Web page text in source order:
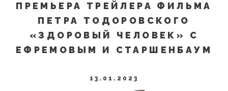
ПРЕМЬЕРА ТРЕЙЛЕРА ФИЛЬМА
ПЕТРА ТОДОРОВСКОГО
«ЗДОРОВЫЙ ЧЕЛОВЕК» С
ЕФРЕМОВЫМ И СТАРШЕНБАУМ
13.01.2023